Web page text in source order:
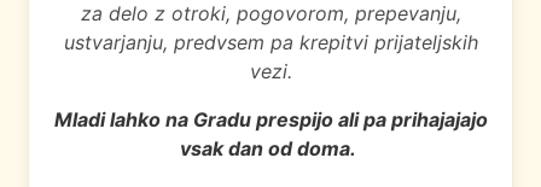
za delo z otroki, pogovorom, prepevanju,
ustvarjanju, predvsem pa krepitvi prijateljskih
vezi.
Mladi lahko na Gradu prespijo ali pa prihajajajo
vsak dan od doma.